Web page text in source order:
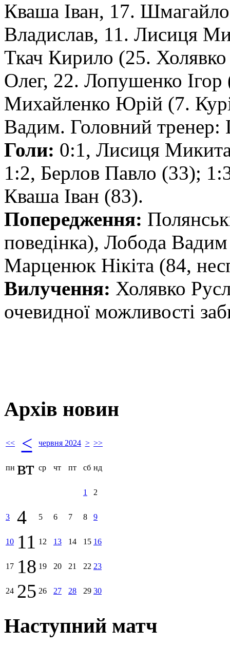
Кваша Іван, 17.
Владислав, 11. Лисиця
Ткач Кирило (25.
Олег, 22. Лопушенко
Михайленко Юрій (7.
Вадим. Головний тренер:
Голи: 0:1, Лисиця
1:2, Берлов Павло (33);
Кваша Іван (83).
Попередження:
поведінка), Лобода
Марценюк Нікіта (84,
Вилучення: Холявко
очевидної можливості
Архів новин
<< < червня 2024 > >>
пн вт ср чт пт сб нд
1 2
3 4 5 6 7 8 9
10 11 12 13 14 15 16
17 18 19 20 21 22 23
24 25 26 27 28 29 30
Наступний матч